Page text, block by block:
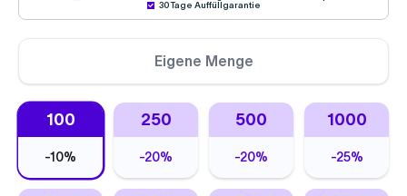
30 Tage Auffüllgarantie
Eigene Menge
100
-10%
250
-20%
500
-20%
1000
-25%